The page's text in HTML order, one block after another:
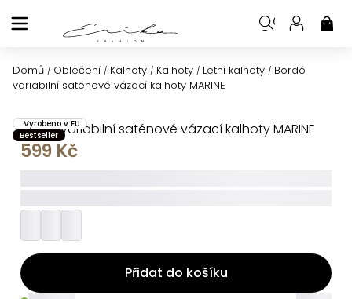
na
Domů / Oblečení / Kalhoty / Kalhoty / Letní kalhoty / Bordó
variabilní saténové vázací kalhoty MARINE
Bordó variabilní saténové vázací kalhoty MARINE
Vyrobeno v EU
Bestseller
599 Kč
Přidat do košíku